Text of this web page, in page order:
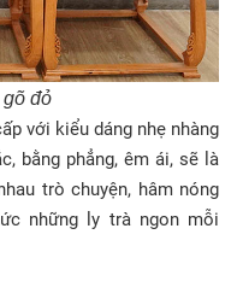
đỏ
với kiểu dáng nhẹ nhàng
bằng phẳng, êm ái, sẽ là
trò chuyện, hâm nóng
những ly trà ngon mỗi